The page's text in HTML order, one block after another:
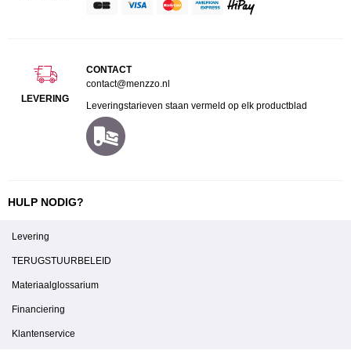
LEVERING
CONTACT
contact@menzzo.nl
Leveringstarieven staan vermeld op elk productblad
HULP NODIG?
Levering
TERUGSTUURBELEID
Materiaalglossarium
Financiering
Klantenservice